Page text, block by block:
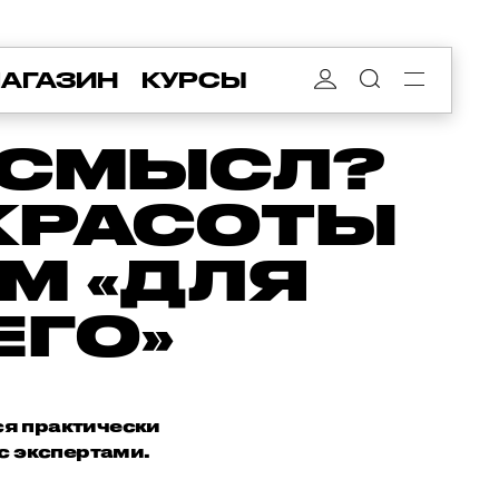
КУРСЫ
«ДЛЯ
практически
экспертами.